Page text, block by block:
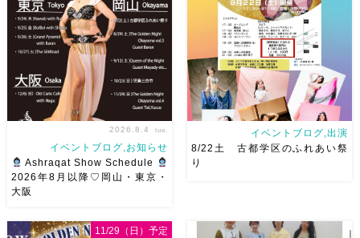
です♡皆様にお会いできますよ
2026.8.4 tue.
イベントブログ,お知らせ
Ashraqat Show Schedule
2026年8月以降♡岡山・東京・
大阪
りにて踊らせていただきます♡
イベントブログ,出演
8/22土 古都学区のふれあい祭
り
11/29（日）予定